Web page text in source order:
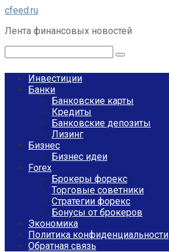
Перейти
контенту
cfeed.ru
Лента финансовых новостей
Инвестиции
Банки
Банковские карты
Кредиты
Банковские депозиты
Лизинг
Бизнес
Бизнес идеи
Forex
Брокеры форекс
Торговые советники
Стратегии форекс
Бонусы от брокеров
Экономика
Политика конфиденциальности
Обратная связь